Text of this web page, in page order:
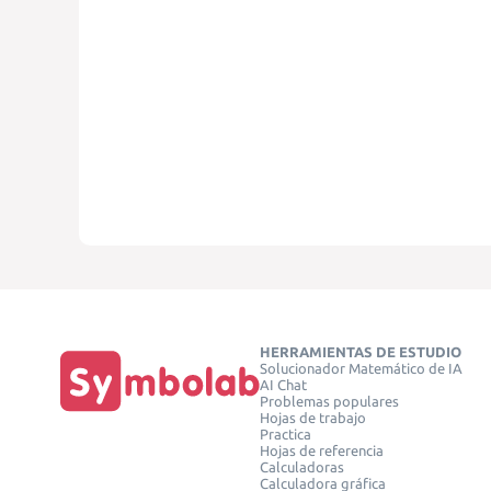
HERRAMIENTAS DE ESTUDIO
Solucionador Matemático de IA
AI Chat
Problemas populares
Hojas de trabajo
Practica
Hojas de referencia
Calculadoras
Calculadora gráfica